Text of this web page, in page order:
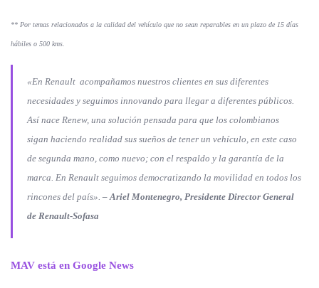
** Por temas relacionados a la calidad del vehículo que no sean reparables en un plazo de 15 días
hábiles o 500 kms.
«En Renault acompañamos nuestros clientes en sus diferentes
necesidades y seguimos innovando para llegar a diferentes públicos.
Así nace Renew, una solución pensada para que los colombianos
sigan haciendo realidad sus sueños de tener un vehículo, en este caso
de segunda mano, como nuevo; con el respaldo y la garantía de la
marca. En Renault seguimos democratizando la movilidad en todos los
rincones del país». – Ariel Montenegro, Presidente Director General
de Renault-Sofasa
MAV está en Google News